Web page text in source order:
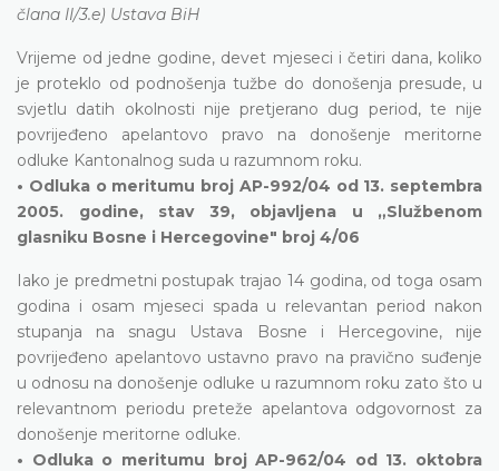
člana II/3.e) Ustava BiH
Vrijeme od jedne godine, devet mjeseci i četiri dana, koliko
je proteklo od podnošenja tužbe do donošenja presude, u
svjetlu datih okolnosti nije pretjerano dug period, te nije
povrijeđeno apelantovo pravo na donošenje meritorne
odluke Kantonalnog suda u razumnom roku.
• Odluka o meritumu broj AP-992/04 od 13. septembra
2005. godine, stav 39, objavljena u „Službenom
glasniku Bosne i Hercegovine" broj 4/06
Iako je predmetni postupak trajao 14 godina, od toga osam
godina i osam mjeseci spada u relevantan period nakon
stupanja na snagu Ustava Bosne i Hercegovine, nije
povrijeđeno apelantovo ustavno pravo na pravično suđenje
u odnosu na donošenje odluke u razumnom roku zato što u
relevantnom periodu preteže apelantova odgovornost za
donošenje meritorne odluke.
• Odluka o meritumu broj AP-962/04 od 13. oktobra